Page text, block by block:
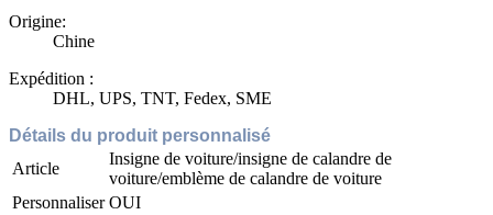
Origine:
Chine
Expédition :
DHL, UPS, TNT, Fedex, SME
Détails du produit personnalisé
Article
Insigne de voiture/insigne de calandre de
voiture/emblème de calandre de voiture
Personnaliser OUI